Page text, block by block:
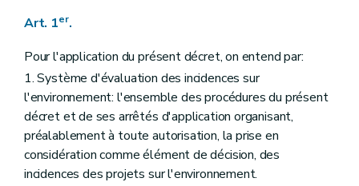
Art. 1er.
Pour l'application du présent décret, on entend par:
1. Système d'évaluation des incidences sur
l'environnement: l'ensemble des procédures du présent
décret et de ses arrêtés d'application organisant,
préalablement à toute autorisation, la prise en
considération comme élément de décision, des
incidences des projets sur l'environnement.